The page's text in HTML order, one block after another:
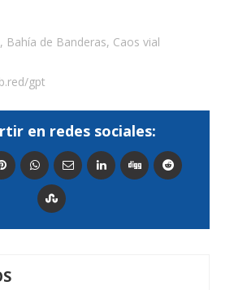
, Bahía de Banderas, Caos vial
gpt
en redes sociales: